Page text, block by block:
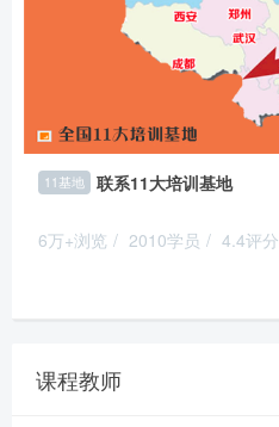
11基地 联系11大培训基地
6万+浏览 / 2010学员 / 4.4评分
课程教师